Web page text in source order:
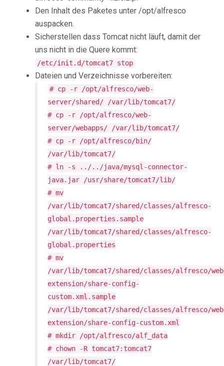
Den Inhalt des Paketes unter /opt/alfresco
auspacken.
Sicherstellen dass Tomcat nicht läuft, damit der
uns nicht in die Quere kommt:
/etc/init.d/tomcat7 stop
Dateien und Verzeichnisse vorbereiten:
# cp -r /opt/alfresco/web-
server/shared/ /var/lib/tomcat7/
# cp -r /opt/alfresco/web-
server/webapps/ /var/lib/tomcat7/
# cp -r /opt/alfresco/bin/
/var/lib/tomcat7/
# ln -s ../../java/mysql-connector-
java.jar /usr/share/tomcat7/lib/
# mv
/var/lib/tomcat7/shared/classes/alfresco-
global.properties.sample
/var/lib/tomcat7/shared/classes/alfresco-
global.properties
# mv
/var/lib/tomcat7/shared/classes/alfresco/
extension/share-config-
custom.xml.sample
/var/lib/tomcat7/shared/classes/alfresco/
extension/share-config-custom.xml
# mkdir /opt/alfresco/alf_data
# chown -R tomcat7:tomcat7
/var/lib/tomcat7/